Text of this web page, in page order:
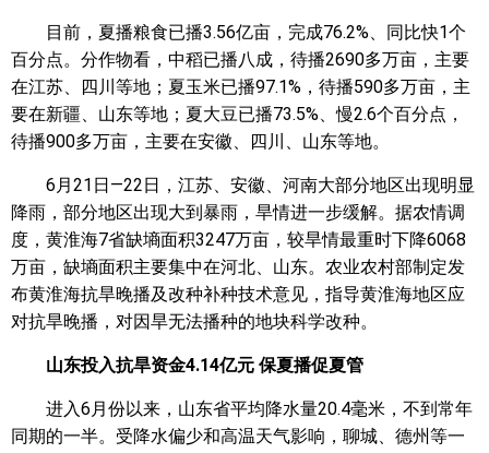
目前，夏播粮食已播3.56亿亩，完成76.2%、同比快1个
百分点。分作物看，中稻已播八成，待播2690多万亩，主要
在江苏、四川等地；夏玉米已播97.1%，待播590多万亩，主
要在新疆、山东等地；夏大豆已播73.5%、慢2.6个百分点，
待播900多万亩，主要在安徽、四川、山东等地。
6月21日—22日，江苏、安徽、河南大部分地区出现明显
降雨，部分地区出现大到暴雨，旱情进一步缓解。据农情调
度，黄淮海7省缺墒面积3247万亩，较旱情最重时下降6068
万亩，缺墒面积主要集中在河北、山东。农业农村部制定发
布黄淮海抗旱晚播及改种补种技术意见，指导黄淮海地区应
对抗旱晚播，对因旱无法播种的地块科学改种。
山东投入抗旱资金4.14亿元 保夏播促夏管
进入6月份以来，山东省平均降水量20.4毫米，不到常年
同期的一半。受降水偏少和高温天气影响，聊城、德州等一